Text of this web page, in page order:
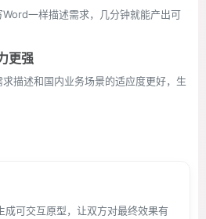
一样描述需求，几分钟就能产出可
更强
描述和国内业务场景的适应度更好，生
成可交互原型，让双方对最终效果有